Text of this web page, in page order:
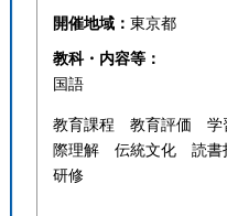
開催地域：東京都
教科・内容等：
国語
教育課程 教育評価
際理解 伝統文化 読
研修